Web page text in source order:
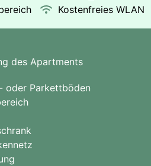
Kostenfreies WLAN
des Apartments
oder Parkettböden